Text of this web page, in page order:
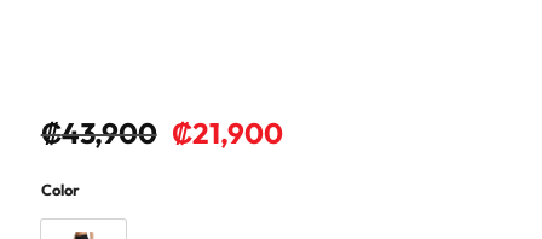
₡43,900 ₡21,900
Color